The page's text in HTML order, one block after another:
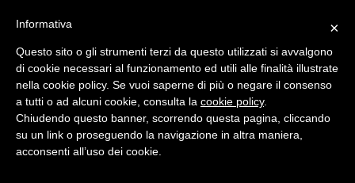
×
Informativa
Questo sito o gli strumenti terzi da questo utilizzati si avvalgono
di cookie necessari al funzionamento ed utili alle finalità illustrate
nella cookie policy. Se vuoi saperne di più o negare il consenso
a tutti o ad alcuni cookie, consulta la cookie policy.
Chiudendo questo banner, scorrendo questa pagina, cliccando
su un link o proseguendo la navigazione in altra maniera,
acconsenti all’uso dei cookie.